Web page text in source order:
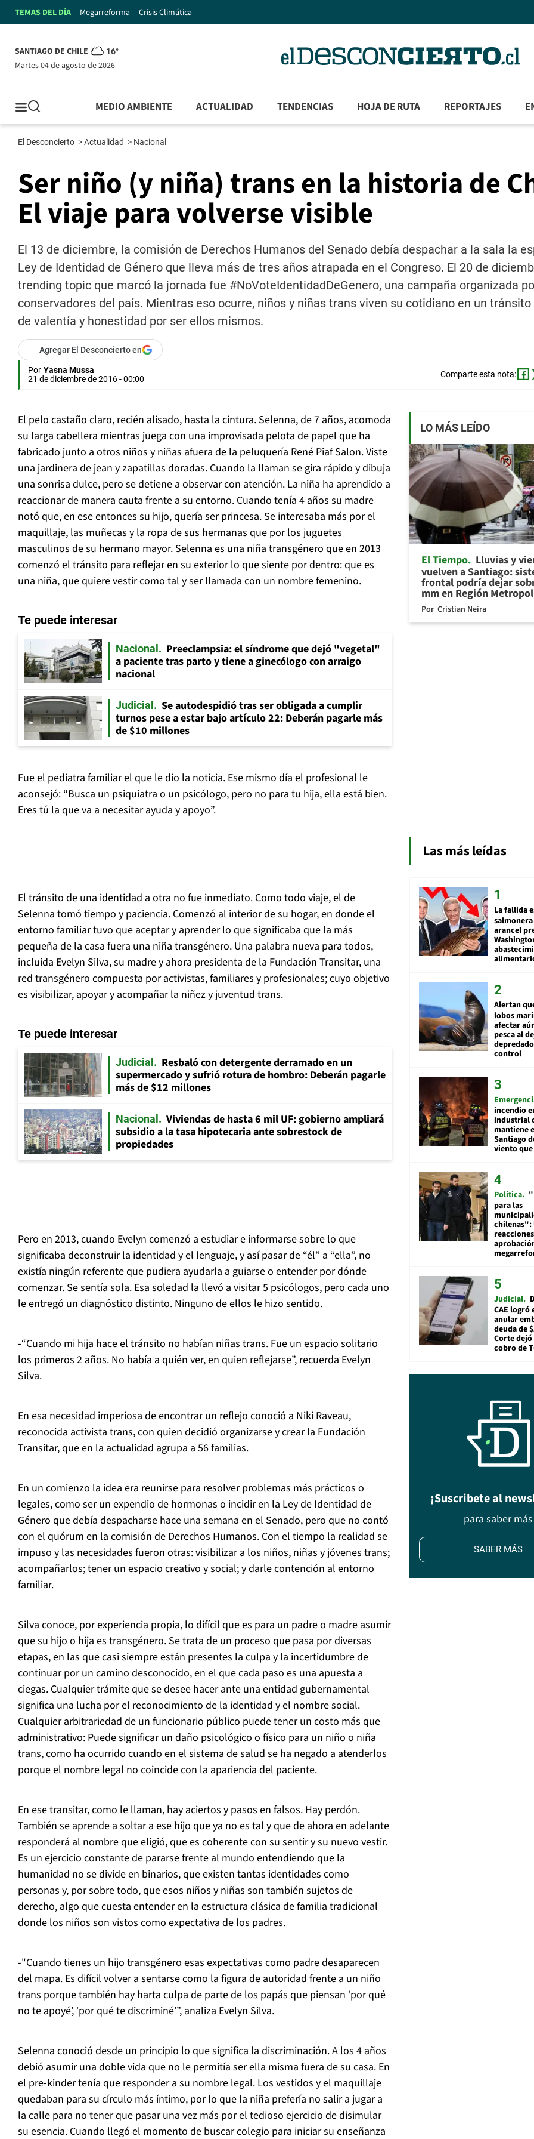
TEMAS DEL DÍA Megarreforma Crisis Climática
SANTIAGO DE CHILE 16°
martes 04 de agosto de 2026
MEDIO AMBIENTE ACTUALIDAD TENDENCIAS HOJA DE RUTA REPORTAJES
El Desconcierto >Actualidad > Nacional
Ser niño (y niña) trans en la historia de
El viaje para volverse visible
El 13 de diciembre, la comisión de Derechos Humanos del Senado debía despachar a la sala la
Ley de Identidad de Género que lleva más de tres años atrapada en el Congreso. El 20 de
trending topic que marcó la jornada fue #NoVoteIdentidadDeGenero, una campaña organizada
conservadores del país. Mientras eso ocurre, niños y niñas trans viven su cotidiano en un
de valentía y honestidad por ser ellos mismos.
Agregar El Desconcierto en
Por Yasna Mussa
21 de diciembre de 2016 - 00:00
Comparte esta nota:
El pelo castaño claro, recién alisado, hasta la cintura. Selenna, de 7 años, acomoda
su larga cabellera mientras juega con una improvisada pelota de papel que ha
fabricado junto a otros niños y niñas afuera de la peluquería René Piaf Salon. Viste
una jardinera de jean y zapatillas doradas. Cuando la llaman se gira rápido y dibuja
una sonrisa dulce, pero se detiene a observar con atención. La niña ha aprendido a
reaccionar de manera cauta frente a su entorno. Cuando tenía 4 años su madre
notó que, en ese entonces su hijo, quería ser princesa. Se interesaba más por el
maquillaje, las muñecas y la ropa de sus hermanas que por los juguetes
masculinos de su hermano mayor. Selenna es una niña transgénero que en 2013
comenzó el tránsito para reflejar en su exterior lo que siente por dentro: que es
una niña, que quiere vestir como tal y ser llamada con un nombre femenino.
Te puede interesar
Nacional
Preeclampsia: el síndrome que dejó "vegetal"
a paciente tras parto y tiene a ginecólogo con arraigo
nacional
Judicial
Se autodespidió tras ser obligada a cumplir
turnos pese a estar bajo artículo 22: Deberán pagarle más
de $10 millones
Fue el pediatra familiar el que le dio la noticia. Ese mismo día el profesional le
aconsejó: “Busca un psiquiatra o un psicólogo, pero no para tu hija, ella está bien.
Eres tú la que va a necesitar ayuda y apoyo”.
El tránsito de una identidad a otra no fue inmediato. Como todo viaje, el de
Selenna tomó tiempo y paciencia. Comenzó al interior de su hogar, en donde el
entorno familiar tuvo que aceptar y aprender lo que significaba que la más
pequeña de la casa fuera una niña transgénero. Una palabra nueva para todos,
incluida Evelyn Silva, su madre y ahora presidenta de la Fundación Transitar, una
red transgénero compuesta por activistas, familiares y profesionales; cuyo objetivo
es visibilizar, apoyar y acompañar la niñez y juventud trans.
Te puede interesar
Judicial
Resbaló con detergente derramado en un
supermercado y sufrió rotura de hombro: Deberán pagarle
más de $12 millones
Nacional
Viviendas de hasta 6 mil UF: gobierno ampliará
subsidio a la tasa hipotecaria ante sobrestock de
propiedades
Pero en 2013, cuando Evelyn comenzó a estudiar e informarse sobre lo que
significaba deconstruir la identidad y el lenguaje, y así pasar de “él” a “ella”, no
existía ningún referente que pudiera ayudarla a guiarse o entender por dónde
comenzar. Se sentía sola. Esa soledad la llevó a visitar 5 psicólogos, pero cada uno
le entregó un diagnóstico distinto. Ninguno de ellos le hizo sentido.
-“Cuando mi hija hace el tránsito no habían niñas trans. Fue un espacio solitario
los primeros 2 años. No había a quién ver, en quien reflejarse”, recuerda Evelyn
Silva.
En esa necesidad imperiosa de encontrar un reflejo conoció a Niki Raveau,
reconocida activista trans, con quien decidió organizarse y crear la Fundación
Transitar, que en la actualidad agrupa a 56 familias.
En un comienzo la idea era reunirse para resolver problemas más prácticos o
legales, como ser un expendio de hormonas o incidir en la Ley de Identidad de
Género que debía despacharse hace una semana en el Senado, pero que no contó
con el quórum en la comisión de Derechos Humanos. Con el tiempo la realidad se
impuso y las necesidades fueron otras: visibilizar a los niños, niñas y jóvenes trans;
acompañarlos; tener un espacio creativo y social; y darle contención al entorno
familiar.
Silva conoce, por experiencia propia, lo difícil que es para un padre o madre asumir
que su hijo o hija es transgénero. Se trata de un proceso que pasa por diversas
etapas, en las que casi siempre están presentes la culpa y la incertidumbre de
continuar por un camino desconocido, en el que cada paso es una apuesta a
ciegas. Cualquier trámite que se desee hacer ante una entidad gubernamental
significa una lucha por el reconocimiento de la identidad y el nombre social.
Cualquier arbitrariedad de un funcionario público puede tener un costo más que
administrativo: Puede significar un daño psicológico o físico para un niño o niña
trans, como ha ocurrido cuando en el sistema de salud se ha negado a atenderlos
porque el nombre legal no coincide con la apariencia del paciente.
En ese transitar, como le llaman, hay aciertos y pasos en falsos. Hay perdón.
También se aprende a soltar a ese hijo que ya no es tal y que de ahora en adelante
responderá al nombre que eligió, que es coherente con su sentir y su nuevo vestir.
Es un ejercicio constante de pararse frente al mundo entendiendo que la
humanidad no se divide en binarios, que existen tantas identidades como
personas y, por sobre todo, que esos niños y niñas son también sujetos de
derecho, algo que cuesta entender en la estructura clásica de familia tradicional
donde los niños son vistos como expectativa de los padres.
-"Cuando tienes un hijo transgénero esas expectativas como padre desaparecen
del mapa. Es difícil volver a sentarse como la figura de autoridad frente a un niño
trans porque también hay harta culpa de parte de los papás que piensan ‘por qué
no te apoyé’, ‘por qué te discriminé’”, analiza Evelyn Silva.
Selenna conoció desde un principio lo que significa la discriminación. A los 4 años
debió asumir una doble vida que no le permitía ser ella misma fuera de su casa. En
el pre-kinder tenía que responder a su nombre legal. Los vestidos y el maquillaje
quedaban para su círculo más íntimo, por lo que la niña prefería no salir a jugar a
la calle para no tener que pasar una vez más por el tedioso ejercicio de disimular
su esencia. Cuando llegó el momento de buscar colegio para iniciar su enseñanza
LO MÁS LEÍDO
El Tiempo Lluvias y
vuelven a Santiago:
frontal podría dejar
mm en Región
Por Cristian Neira
Las más leídas
La fallida
arancel
Alertan
lobos
afectar
pesca al
control
incendio
industrial
mantiene
Santiago
viento que
Política
para las
chilenas":
Judicial
CAE logró
anular
deuda de
Corte
cobro de
¡Suscribete al
para saber más
SABER MÁS